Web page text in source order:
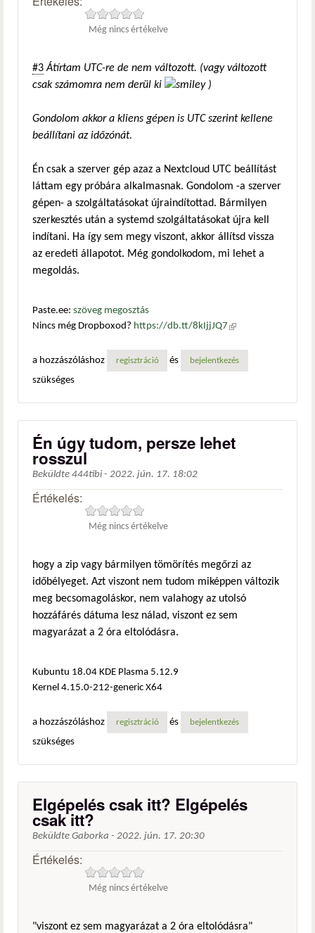
Még nincs értékelve
#3 Átírtam UTC-re de nem változott. (vagy változott
csak számomra nem derül ki
)
Gondolom akkor a kliens gépen is UTC szerint kellene
beállítani az időzónát.
Én csak a szerver gép azaz a Nextcloud UTC beállítást
láttam egy próbára alkalmasnak. Gondolom -a szerver
gépen- a szolgáltatásokat újraindítottad. Bármilyen
szerkesztés után a systemd szolgáltatásokat újra kell
indítani. Ha így sem megy viszont, akkor állítsd vissza
az eredeti állapotot. Még gondolkodom, mi lehet a
megoldás.
Paste.ee: szöveg megosztás
Nincs még Dropboxod? https://db.tt/8kIjjJQ7 (külső
a hozzászóláshoz
regisztráció és bejelentkezés
szükséges
Én úgy tudom, persze lehet
rosszul
Beküldte 444tibi - 2022. jún. 17. 18:02
Értékelés:
Még nincs értékelve
hogy a zip vagy bármilyen tömörítés megőrzi az
időbélyeget. Azt viszont nem tudom miképpen változik
meg becsomagoláskor, nem valahogy az utolsó
hozzáfárés dátuma lesz nálad, viszont ez sem
magyarázat a 2 óra eltolódásra.
Kubuntu 18.04 KDE Plasma 5.12.9
Kernel 4.15.0-212-generic X64
a hozzászóláshoz regisztráció és bejelentkezés
szükséges
Elgépelés csak itt? Elgépelés
csak itt?
Beküldte Gaborka - 2022. jún. 17. 20:30
Értékelés:
Még nincs értékelve
"viszont ez sem magyarázat a 2 óra eltolódásra"